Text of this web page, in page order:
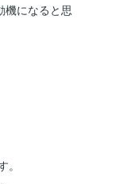
機になると思
。